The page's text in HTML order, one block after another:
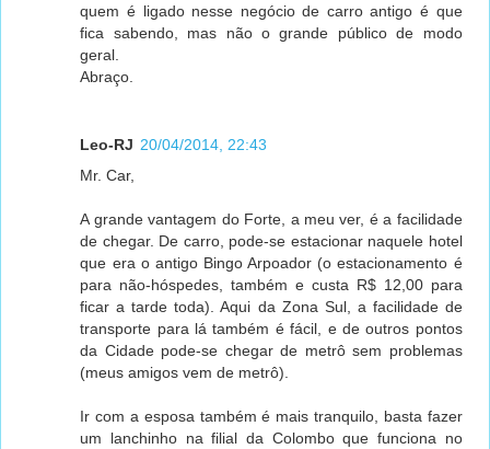
quem é ligado nesse negócio de carro antigo é que
fica sabendo, mas não o grande público de modo
geral.
Abraço.
Leo-RJ 20/04/2014, 22:43
Mr. Car,
A grande vantagem do Forte, a meu ver, é a facilidade
de chegar. De carro, pode-se estacionar naquele hotel
que era o antigo Bingo Arpoador (o estacionamento é
para não-hóspedes, também e custa R$ 12,00 para
ficar a tarde toda). Aqui da Zona Sul, a facilidade de
transporte para lá também é fácil, e de outros pontos
da Cidade pode-se chegar de metrô sem problemas
(meus amigos vem de metrô).
Ir com a esposa também é mais tranquilo, basta fazer
um lanchinho na filial da Colombo que funciona no